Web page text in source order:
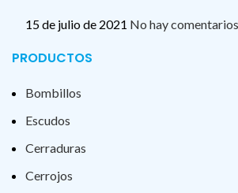
15 de julio de 2021 No hay comentarios
PRODUCTOS
Bombillos
Escudos
Cerraduras
Cerrojos